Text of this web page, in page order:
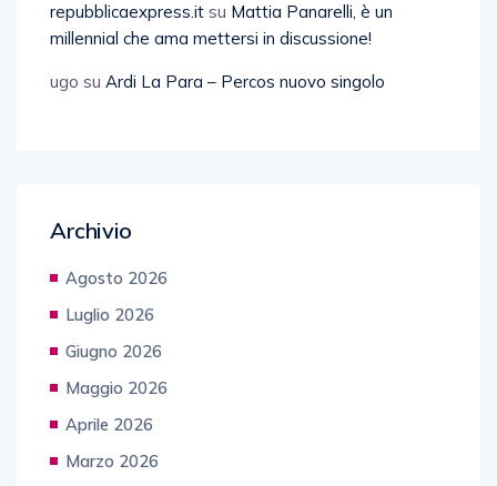
repubblicaexpress.it su Mattia Panarelli, è un
millennial che ama mettersi in discussione!
ugo su Ardi La Para – Percos nuovo singolo
Archivio
Agosto 2026
Luglio 2026
Giugno 2026
Maggio 2026
Aprile 2026
Marzo 2026